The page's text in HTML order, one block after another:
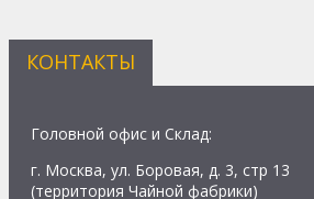
КОНТАКТЫ
Головной офис и Склад:
г. Москва, ул. Боровая, д. 3, стр 13
(территория Чайной фабрики)